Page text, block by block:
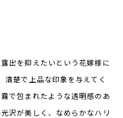
出を抑えたいという花嫁様に
清楚で上品な印象を与えてく
で包まれたような透明感のあ
沢が美しく、なめらかなハリ